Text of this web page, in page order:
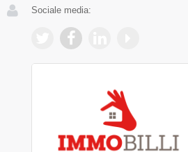
Sociale media: